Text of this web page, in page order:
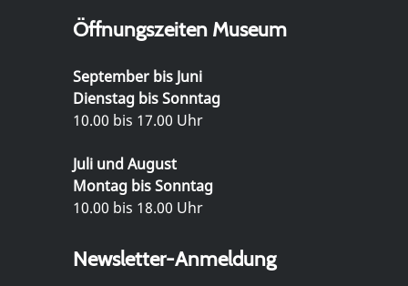
Öffnungszeiten Museum
September bis Juni
Dienstag bis Sonntag
10.00 bis 17.00 Uhr
Juli und August
Montag bis Sonntag
10.00 bis 18.00 Uhr
Newsletter-Anmeldung